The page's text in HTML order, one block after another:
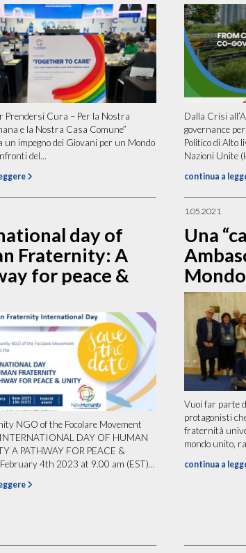
Prendersi Cura – Per la Nostra
e la Nostra Casa Comune”
un impegno dei Giovani per un Mondo
del...
Dalla Crisi
governance
Politico di Alto
Nazioni Unite
continua a
day of
Fraternity: A
for peace &
NGO of the Focolare Movement
DAY OF HUMAN
A PATHWAY FOR PEACE &
4th 2023 at 9.00 am (EST)...
1.05.2021
Una
Vuoi far parte
protagonisti
fraternità
mondo unito,
continua a